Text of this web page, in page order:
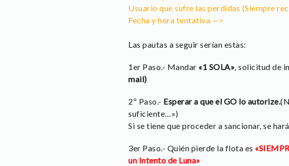
Usuario que sufre las perdidas (Siempre
Fecha y hora tentativa —>
Las pautas a seguir serían estas:
1er Paso.- Mandar «1 SOLA», solicitud de
mail)
2º Paso.- Esperar a que el GO lo autorize.
suficiente…»)
Si se tiene que proceder a sancionar, se
3er Paso.- Quién pierde la flota es
un Intento de Luna»